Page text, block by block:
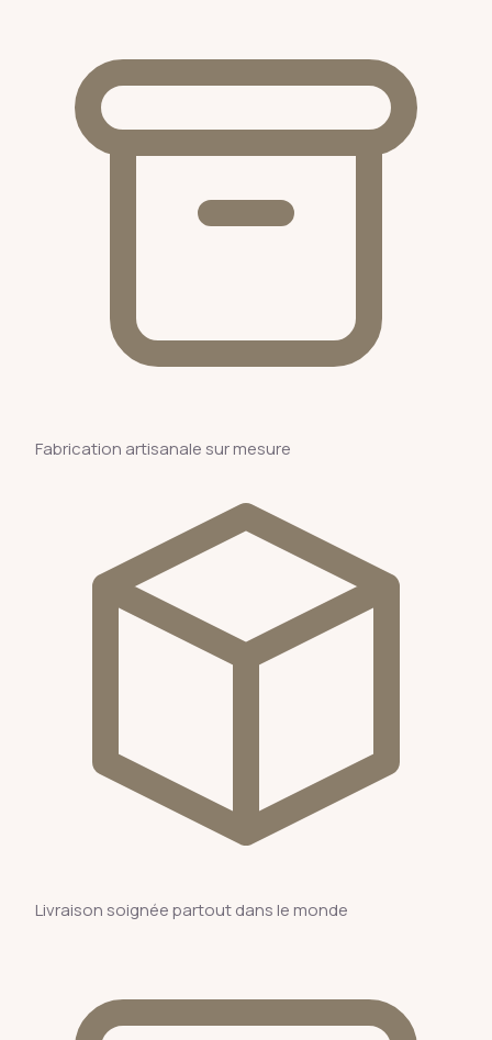
Fabrication artisanale sur mesure
Livraison soignée partout dans le monde